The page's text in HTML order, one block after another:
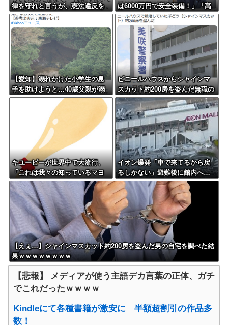
律を守れと言うが、憲法違反を
している高市には何も言わな
い」
は6000万円で安全装備！」「高
市の公用車は3000万円で贅
沢！」
【愛知】溺れかけた小学生の息
子を助けようと…40歳父親が溺
れ死亡 家族3人で川遊びに 息子
は妻に助けられる
ビニールハウスからシャインマ
スカット約200房を盗んだ無職の
男逮捕 岡山
キユーピーが世界中で大流行、
「これは我々の知っているマヨ
ネーズではない新しいソース
だ」
イオン爆発「車で来てるから戻
るしかない」避難後に館内へ…
現場の実態が判明
【えぇ…】シャインマスカット約200房を盗んだ男の自宅を調べた結
果ｗｗｗｗｗｗｗｗ
【悲報】 メディアが使う主語デカ言葉の正体、ガチ
でこれだったｗｗｗｗ
Kindleにて各種書籍が激安に 半額超割引の作品多
数！